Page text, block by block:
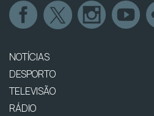
NOTÍCIAS
DESPORTO
TELEVISÃO
RÁDIO